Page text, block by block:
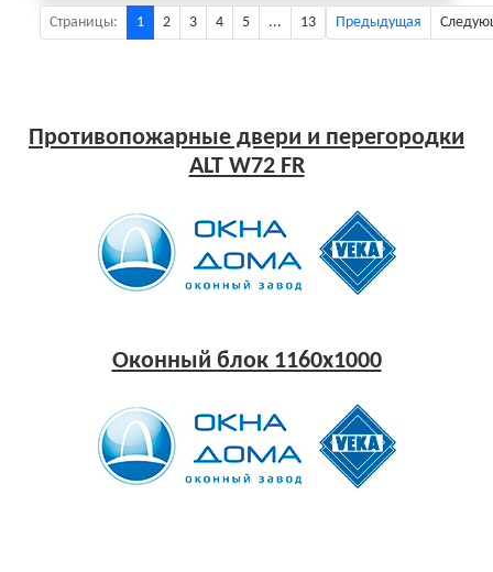
Страницы: 1 2 3 4 5 ... 13 Предыдущая
Противопожарные двери и перегородки
ALT W72 FR
Оконный блок 1160x1000